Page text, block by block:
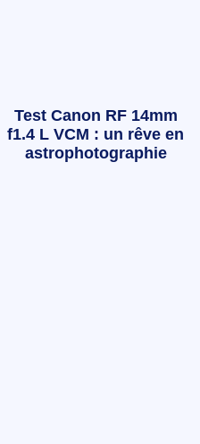
Test Canon RF 14mm
f1.4 L VCM : un rêve en
astrophotographie